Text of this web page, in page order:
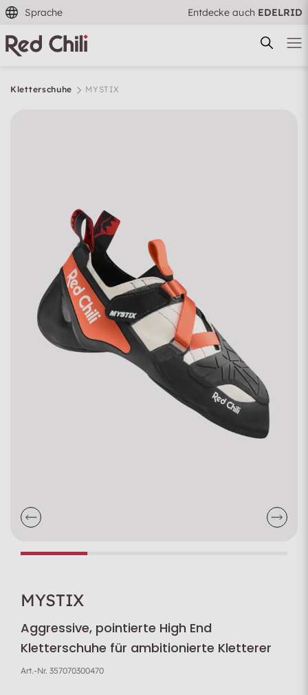
Sprache Entdecke auch EDELRID
Kletterschuhe MYSTIX
MYSTIX
Aggressive, pointierte High End
Kletterschuhe für ambitionierte Kletterer
Art.-Nr. 357070300470